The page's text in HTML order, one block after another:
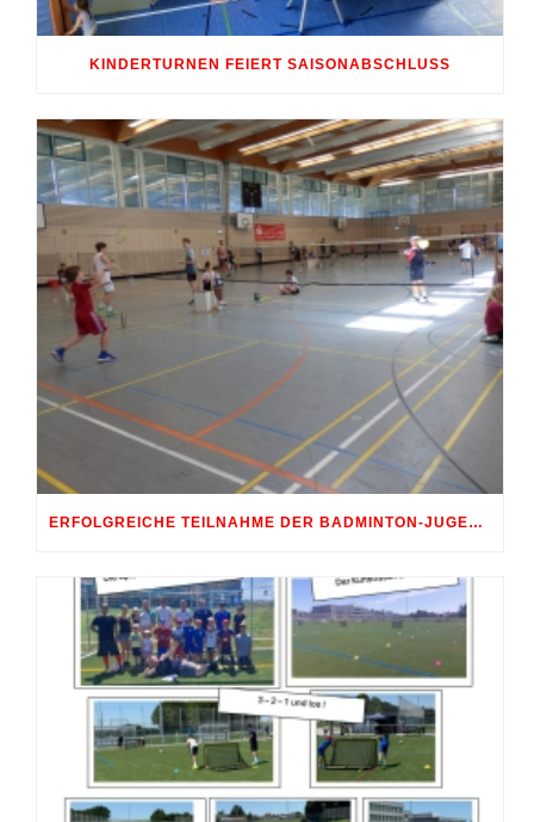
KINDERTURNEN FEIERT SAISONABSCHLUSS
ERFOLGREICHE TEILNAHME DER BADMINTON-JUGEND AM 10. SHUTTLE-CUP 2026 IN ERDWEG